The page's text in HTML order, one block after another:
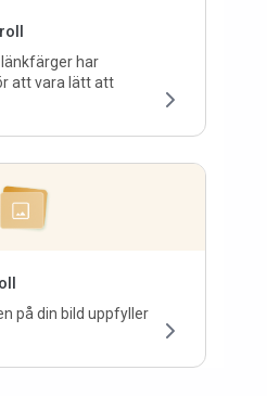
har
att vara lätt att
på din bild uppfyller